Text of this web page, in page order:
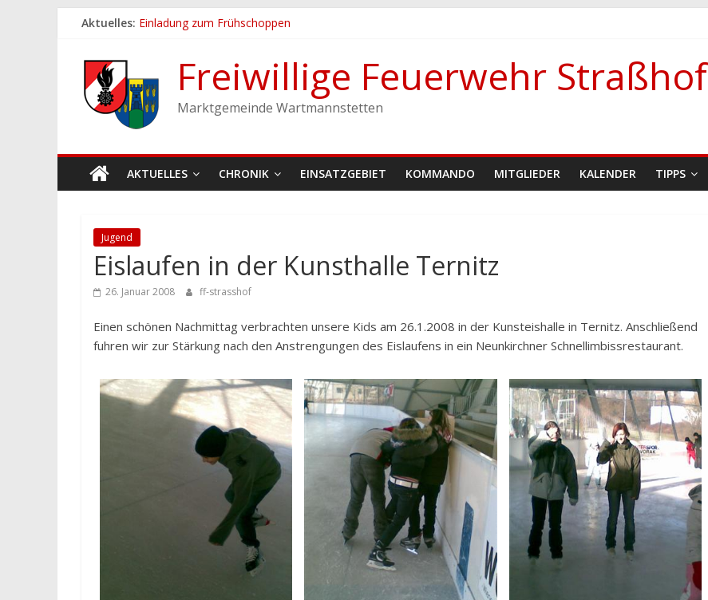
Zum
springen
Aktuelles: Einladung zum Frühschoppen
Feuerwehrfest 2026
Ferienspiel der Marktgemeinde Wartmannstetten
Freiwillige Feuerwehr Straßhof
Marktgemeinde Wartmannstetten
AKTUELLES CHRONIK EINSATZGEBIET KOMMANDO MITGLIEDER KALENDER TIPPS
Jugend
Eislaufen in der Kunsthalle Ternitz
26. Januar 2008 ff-strasshof
Einen schönen Nachmittag verbrachten unsere Kids am 26.1.2008 in der Kunsteishalle in Ternitz. Anschließend
fuhren wir zur Stärkung nach den Anstrengungen des Eislaufens in ein Neunkirchner Schnellimbissrestaurant.